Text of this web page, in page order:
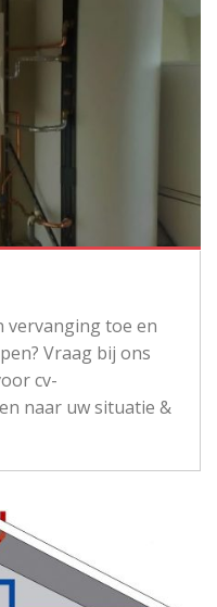
vervanging toe en
Vraag bij ons
cv-
naar uw situatie &